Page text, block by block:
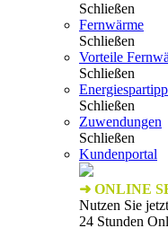
Schließen
Fernwärme
Schließen
Vorteile
Schließen
Schließen
Zuwendungen
Schließen
Kundenportal
➜ ONLINE
Nutzen Sie
24 Stunden